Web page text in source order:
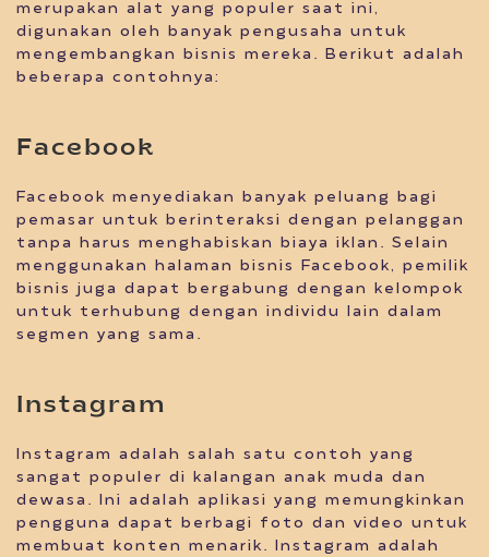
merupakan alat yang populer saat ini,
digunakan oleh banyak pengusaha untuk
mengembangkan bisnis mereka. Berikut adalah
beberapa contohnya:
Facebook
Facebook menyediakan banyak peluang bagi
pemasar untuk berinteraksi dengan pelanggan
tanpa harus menghabiskan biaya iklan. Selain
menggunakan halaman bisnis Facebook, pemilik
bisnis juga dapat bergabung dengan kelompok
untuk terhubung dengan individu lain dalam
segmen yang sama.
Instagram
Instagram adalah salah satu contoh yang
sangat populer di kalangan anak muda dan
dewasa. Ini adalah aplikasi yang memungkinkan
pengguna dapat berbagi foto dan video untuk
membuat konten menarik. Instagram adalah